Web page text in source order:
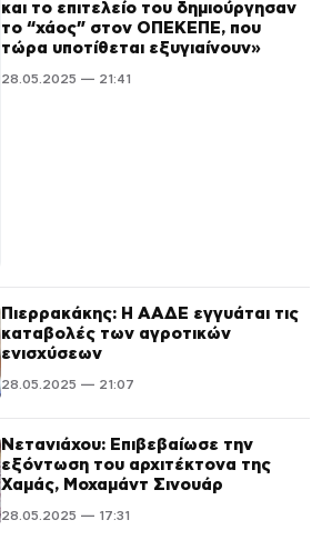
και το επιτελείο του δημιούργησαν
το “χάος” στον ΟΠΕΚΕΠΕ, που
τώρα υποτίθεται εξυγιαίνουν»
28.05.2025 — 21:41
Πιερρακάκης: Η ΑΑΔΕ εγγυάται τις
καταβολές των αγροτικών
ενισχύσεων
28.05.2025 — 21:07
Νετανιάχου: Επιβεβαίωσε την
εξόντωση του αρχιτέκτονα της
Χαμάς, Μοχαμάντ Σινουάρ
28.05.2025 — 17:31